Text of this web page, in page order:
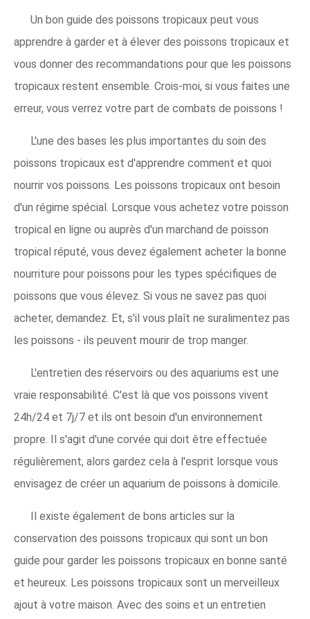
Un bon guide des poissons tropicaux peut vous
apprendre à garder et à élever des poissons tropicaux et
vous donner des recommandations pour que les poissons
tropicaux restent ensemble. Crois-moi, si vous faites une
erreur, vous verrez votre part de combats de poissons !
L'une des bases les plus importantes du soin des
poissons tropicaux est d'apprendre comment et quoi
nourrir vos poissons. Les poissons tropicaux ont besoin
d'un régime spécial. Lorsque vous achetez votre poisson
tropical en ligne ou auprès d'un marchand de poisson
tropical réputé, vous devez également acheter la bonne
nourriture pour poissons pour les types spécifiques de
poissons que vous élevez. Si vous ne savez pas quoi
acheter, demandez. Et, s'il vous plaît ne suralimentez pas
les poissons - ils peuvent mourir de trop manger.
L'entretien des réservoirs ou des aquariums est une
vraie responsabilité. C'est là que vos poissons vivent
24h/24 et 7j/7 et ils ont besoin d'un environnement
propre. Il s'agit d'une corvée qui doit être effectuée
régulièrement, alors gardez cela à l'esprit lorsque vous
envisagez de créer un aquarium de poissons à domicile.
Il existe également de bons articles sur la
conservation des poissons tropicaux qui sont un bon
guide pour garder les poissons tropicaux en bonne santé
et heureux. Les poissons tropicaux sont un merveilleux
ajout à votre maison. Avec des soins et un entretien